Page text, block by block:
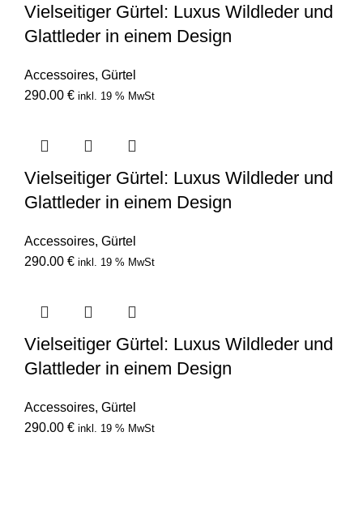
Vielseitiger Gürtel: Luxus Wildleder und
Glattleder in einem Design
Accessoires, Gürtel
290.00 € inkl. 19 % MwSt
Vielseitiger Gürtel: Luxus Wildleder und
Glattleder in einem Design
Accessoires, Gürtel
290.00 € inkl. 19 % MwSt
Vielseitiger Gürtel: Luxus Wildleder und
Glattleder in einem Design
Accessoires, Gürtel
290.00 € inkl. 19 % MwSt